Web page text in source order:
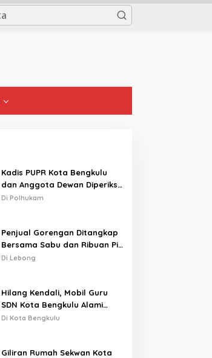
Kadis PUPR Kota Bengkulu
dan Anggota Dewan Diperiksa
KPK Hari Ini
Di Polhukam
Penjual Gorengan Ditangkap
Bersama Sabu dan Ribuan Pil,
Nama Oknum APH Disebut
Di Lebong
Hilang Kendali, Mobil Guru
SDN Kota Bengkulu Alami
Tabrakan Beruntun di Lampu
Di Kota Bengkulu
Giliran Rumah Sekwan Kota